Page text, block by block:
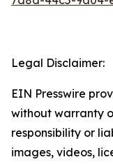
Legal Disclaimer:
EIN Presswire
without warranty
responsibility or
images, videos,